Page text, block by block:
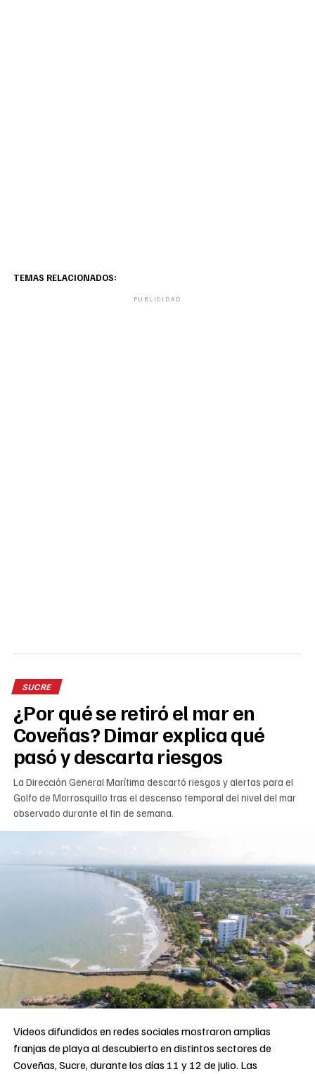
TEMAS RELACIONADOS:
PUBLICIDAD
SUCRE
¿Por qué se retiró el mar en
Coveñas? Dimar explica qué
pasó y descarta riesgos
La Dirección General Marítima descartó riesgos y alertas para el
Golfo de Morrosquillo tras el descenso temporal del nivel del mar
observado durante el fin de semana.
Videos difundidos en redes sociales mostraron amplias
franjas de playa al descubierto en distintos sectores de
Coveñas, Sucre, durante los días 11 y 12 de julio. Las